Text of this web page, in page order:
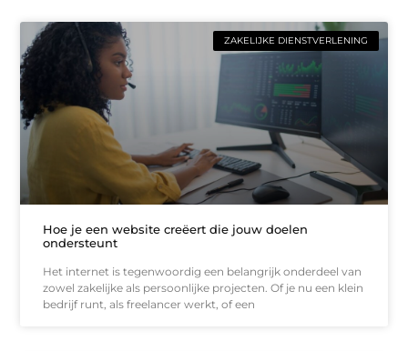
ZAKELIJKE DIENSTVERLENING
Hoe je een website creëert die jouw doelen
ondersteunt
Het internet is tegenwoordig een belangrijk onderdeel van
zowel zakelijke als persoonlijke projecten. Of je nu een klein
bedrijf runt, als freelancer werkt, of een